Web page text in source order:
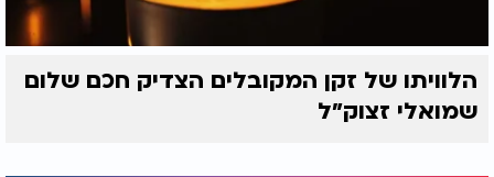
הלוויתו של זקן המקובלים הצדיק חכם שלום
שמואלי זצוק״ל